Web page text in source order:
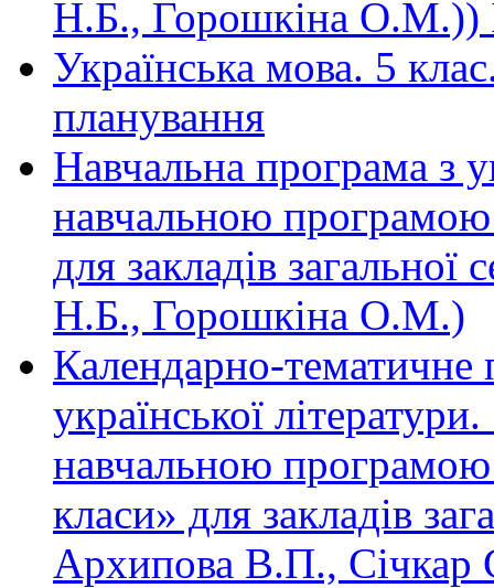
Н.Б., Горошкіна О.М.))
Українська мова. 5
планування
Навчальна програма з
навчальною програмою
для закладів загальної
Н.Б., Горошкіна О.М.)
Календарно-тематичне
української
навчальною програмою
класи» для закладів
Архипова В.П.,